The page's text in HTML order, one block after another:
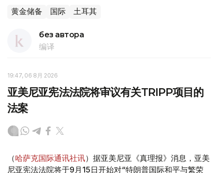
黄金储备 国际 土耳其
без автора
编译
19:47, 06 8月 2026
亚美尼亚宪法法院将审议有关TRIPP项目的
法案
（哈萨克国际通讯社讯）据亚美尼亚《真理报》消息，亚美
尼亚宪法法院将于9月15日开始对“特朗普国际和平与繁荣